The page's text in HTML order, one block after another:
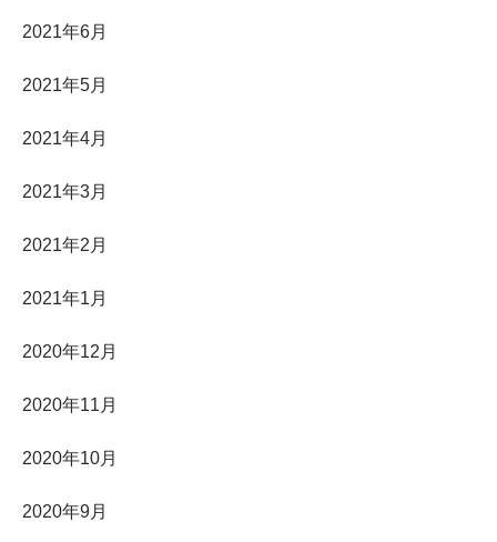
2021年6月
2021年5月
2021年4月
2021年3月
2021年2月
2021年1月
2020年12月
2020年11月
2020年10月
2020年9月